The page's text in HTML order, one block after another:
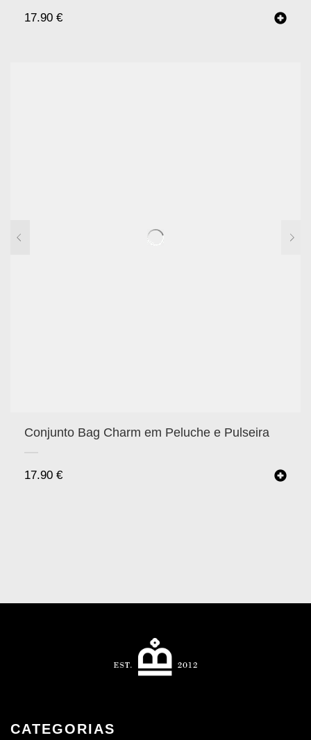
17.90 €
Conjunto Bag Charm em Peluche e Pulseira
17.90 €
CATEGORIAS